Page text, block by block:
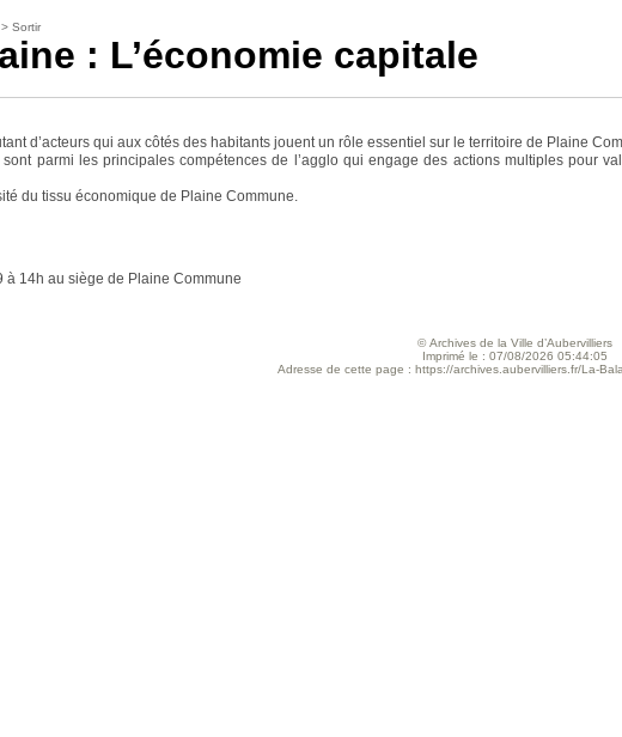
>Sortir
: L’économie capitale
d’acteurs qui aux côtés des habitants jouent un rôle essentiel sur le territoire de Plaine
parmi les principales compétences de l’agglo qui engage des actions multiples pour
du tissu économique de Plaine Commune.
à 14h au siège de Plaine Commune
© Archives de la Ville d’Aubervilliers
Imprimé le : 07/08/2026 05:44:05
Adresse de cette page : https://archives.aubervilliers.fr/La-